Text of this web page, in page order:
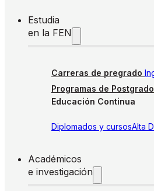
Estudia
en la FEN
Carreras de pregrado
Programas de Postgrado
Educación Continua
Diplomados y cursosAlta
Académicos
e investigación